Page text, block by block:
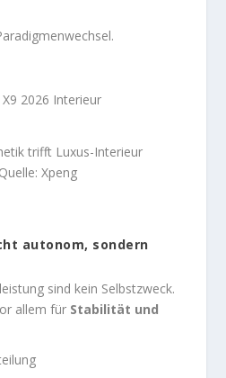
trifft Luxus-Interieur
Xpeng
autonom, sondern
sind kein Selbstzweck.
allem für Stabilität und